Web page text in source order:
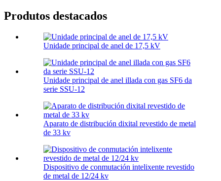
Produtos destacados
Unidade principal de anel de 17,5 kV
Unidade principal de anel illada con gas SF6 da
serie SSU-12
Aparato de distribución dixital revestido de metal
de 33 kv
Dispositivo de conmutación intelixente revestido
de metal de 12/24 kv